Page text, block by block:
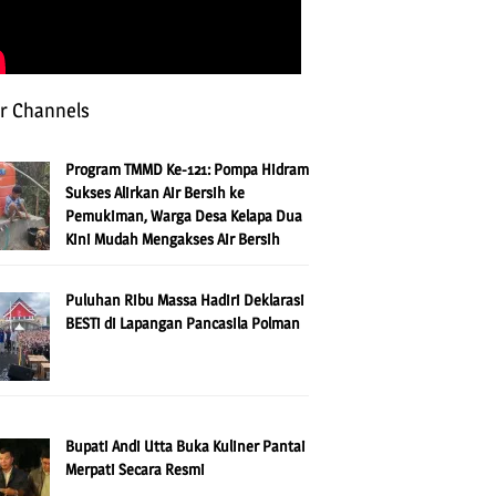
Channels
Program TMMD Ke-121: Pompa Hidram
Sukses Alirkan Air Bersih ke
Pemukiman, Warga Desa Kelapa Dua
Kini Mudah Mengakses Air Bersih
Puluhan Ribu Massa Hadiri Deklarasi
BESTi di Lapangan Pancasila Polman
Bupati Andi Utta Buka Kuliner Pantai
Merpati Secara Resmi